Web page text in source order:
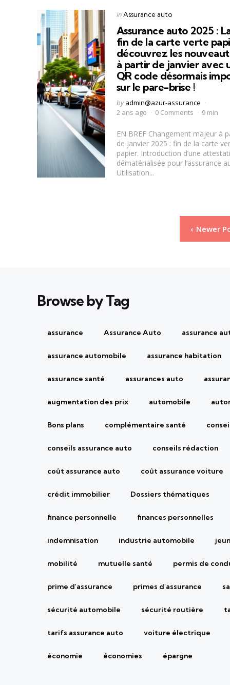
Categories
Posted
in Assurance auto
Assurance auto 2025 :
fin de la carte verte
découvrez les
à partir de janvier avec
QR code désormais
sur le pare-brise !
Posted
by
by admin@azur-assurance
2 ans ago
0 Comments 9 min
EN BREF Changement majeur à
de janvier 2025 : fin de la carte
papier. Introduction d’une
dématérialisée pour l’assurance
Utilisation...
Newer
Browse by Tag
assurance Assurance Auto assurance
assurance automobile assurance habitation
assurance santé assurances auto
augmentation des prix automobile
Bons plans complémentaire santé
conseils assurance auto conseils rédaction
coût assurance auto coût assurance voiture
crédit immobilier Dossiers thématiques
finance personnelle finances personnelles
indemnisation industrie automobile
mobilité mutuelle santé permis de
prime d'assurance primes d'assurance
sécurité automobile sécurité routière
tarifs assurance auto voiture électrique
économie économies épargne